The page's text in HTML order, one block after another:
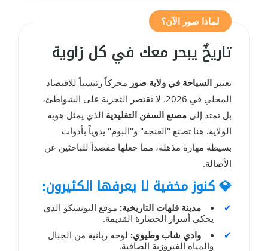
لماذا صور الآن؟
تاريخٌ يبحر معك في كل زاوية
تعتبر السياحة في ولاية صور محركاً رئيسياً للاقتصاد
المحلي في 2026. لا تقتصر التجربة على الشواطئ،
بل تمتد إلى مصنع السفن التقليدية الذي يمثل هوية
الولاية. هنا تصنع "الغنجة" و"البوم" يدوياً بأدوات
بسيطة مهارة مذهلة، مما جعلها مقصداً للباحثين عن
الأصالة.
💎 كنوز مخفية لا يعرفها الكثيرون:
✔ مدينة قلهات التاريخية: موقع اليونسكو الذي
يحكي أسرار الحضارة القديمة.
✔
وادي شاب وطيوي: لوحة ربانية من الجبال
والمياه الفيروزية الصافية.